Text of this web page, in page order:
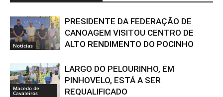
Notícias
PRESIDENTE DA FEDERAÇÃO DE
CANOAGEM VISITOU CENTRO DE
ALTO RENDIMENTO DO POCINHO
Macedo de
Cavaleiros
LARGO DO PELOURINHO, EM
PINHOVELO, ESTÁ A SER
REQUALIFICADO